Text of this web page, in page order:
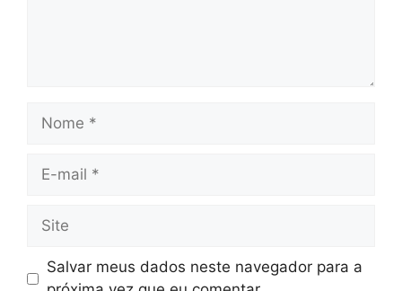
Nome
Site
Salvar meus dados neste navegador para a